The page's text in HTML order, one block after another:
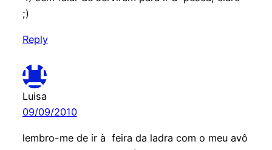
;)
Reply
Luisa
09/09/2010
lembro-me de ir à feira da ladra com o meu avô